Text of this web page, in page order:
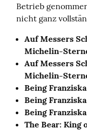
Betrieb
nicht ganz
Auf Messers
Michelin-
Auf Messers
Michelin-
Being
Being
Being
The Bear: King